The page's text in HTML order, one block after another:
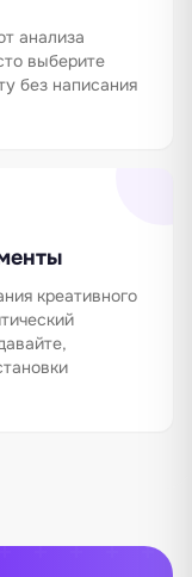
анализа
выберите
без написания
креативного